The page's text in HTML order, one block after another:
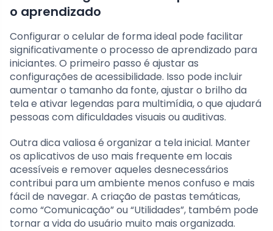
o aprendizado
Configurar o celular de forma ideal pode facilitar
significativamente o processo de aprendizado para
iniciantes. O primeiro passo é ajustar as
configurações de acessibilidade. Isso pode incluir
aumentar o tamanho da fonte, ajustar o brilho da
tela e ativar legendas para multimídia, o que ajudará
pessoas com dificuldades visuais ou auditivas.
Outra dica valiosa é organizar a tela inicial. Manter
os aplicativos de uso mais frequente em locais
acessíveis e remover aqueles desnecessários
contribui para um ambiente menos confuso e mais
fácil de navegar. A criação de pastas temáticas,
como “Comunicação” ou “Utilidades”, também pode
tornar a vida do usuário muito mais organizada.